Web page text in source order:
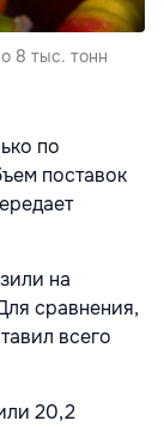
8 тыс. тонн
по
поставок
на
сравнения,
всего
20,2